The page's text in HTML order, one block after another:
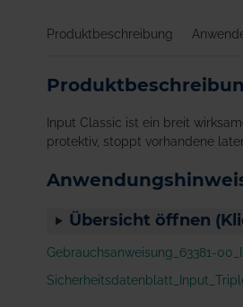
springen
Produktbeschreibung
Input Classic ist ein breit
protektiv, stoppt vorhandene
Übersicht öffnen
Gebrauchsanweisung_63381-